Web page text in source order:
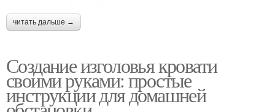
читать дальше →
Создание изголовья кровати
своими руками: простые
инструкции для домашней